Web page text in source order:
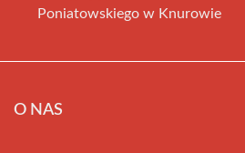
Poniatowskiego w Knurowie
O NAS